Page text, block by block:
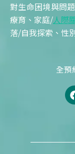
對生命困境與問
療育、家庭/人際
落/自我探索、性
全預